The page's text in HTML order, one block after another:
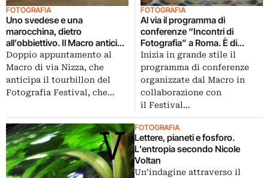
FOTOGRAFIA
Uno svedese e una
marocchina, dietro
all’obbiettivo. Il Macro anticipa
il Fotografia Festival con le
mostre di Anders Petersen ed
Yto Barrada, ecco un po’ di
immagini
Doppio appuntamento al
Macro di via Nizza, che
anticipa il tourbillon del
Fotografia Festival, che…
FOTOGRAFIA
Al via il programma di
conferenze “Incontri di
Fotografia” a Roma. È di
scena il francese Jean-Marc
Bustamante. Al Macro e a Villa
Medici
Inizia in grande stile il
programma di conferenze
organizzate dal Macro in
collaborazione con
il Festival…
FOTOGRAFIA
Lettere, pianeti e fosforo.
L’entropia secondo Nicole
Voltan
Un’indagine attraverso il